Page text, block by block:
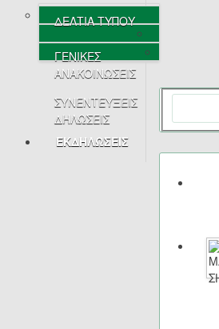
ΔΕΛΤΙΑ ΤΥΠΟΥ
ΓΕΝΙΚΕΣ
ΑΝΑΚΟΙΝΩΣΕΙΣ
ΣΥΝΕΝΤΕΥΞΕΙΣ
ΔΗΛΩΣΕΙΣ
ΕΚΔΗΛΩΣΕΙΣ